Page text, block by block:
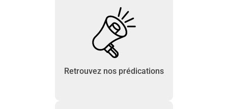
Retrouvez nos prédications